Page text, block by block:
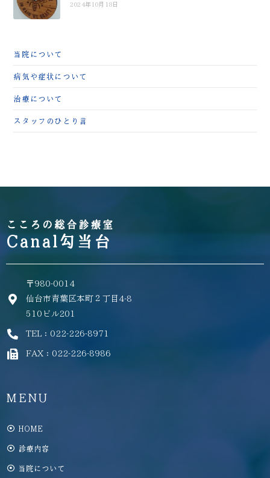
2024年10月18日
当院について
病気や症状について
治療について
スタッフのひとり言
こころの総合診療室
Canal勾当台
〒980-0014
仙台市青葉区本町２丁目4-8
510ビル201
TEL：022-226-8971
FAX：022-226-8986
MENU
HOME
診療内容
当院について